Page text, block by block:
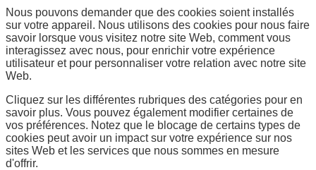
Nous pouvons demander que des cookies soient installés
sur votre appareil. Nous utilisons des cookies pour nous faire
savoir lorsque vous visitez notre site Web, comment vous
interagissez avec nous, pour enrichir votre expérience
utilisateur et pour personnaliser votre relation avec notre site
Web.
Cliquez sur les différentes rubriques des catégories pour en
savoir plus. Vous pouvez également modifier certaines de
vos préférences. Notez que le blocage de certains types de
cookies peut avoir un impact sur votre expérience sur nos
sites Web et les services que nous sommes en mesure
d'offrir.